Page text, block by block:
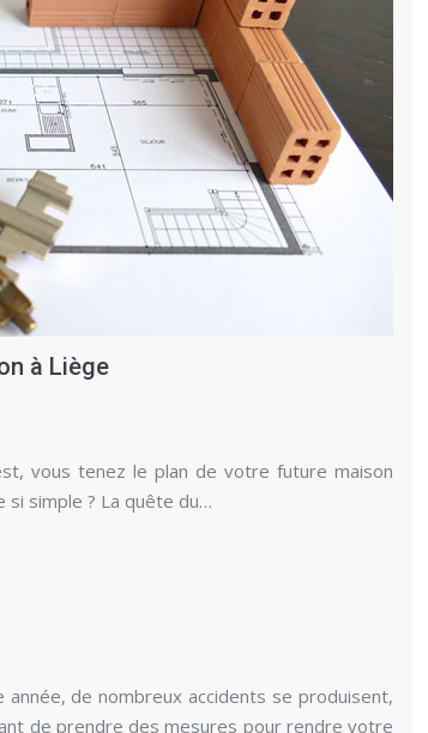
à Liège
vous tenez le plan de votre future maison
si simple ? La quête du…
année, de nombreux accidents se produisent,
de prendre des mesures pour rendre votre